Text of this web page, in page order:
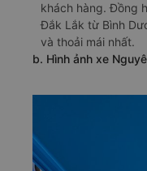
khách hàng. Đồng
Đắk Lắk từ Bình
và thoải mái nhất.
b. Hình ảnh xe